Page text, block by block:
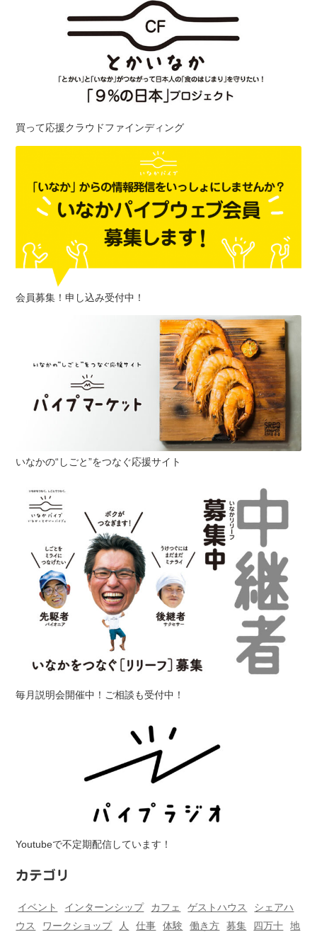
買って応援クラウドファインディング
会員募集！申し込み受付中！
いなかの“しごと”をつなぐ応援サイト
毎月説明会開催中！ご相談も受付中！
Youtubeで不定期配信しています！
カテゴリ
イベント インターンシップ カフェ ゲストハウス
シェアハ
ウス
ワークショップ 人 仕事 体験 働き方 募集 四万十
地